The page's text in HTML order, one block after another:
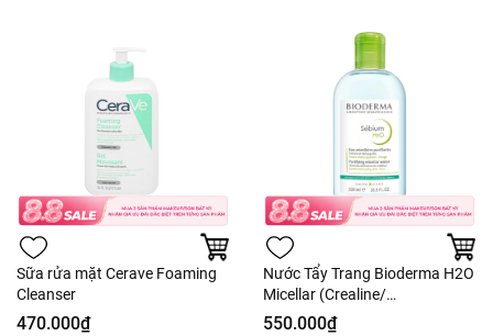
Sữa rửa mặt Cerave Foaming
Cleanser
470.000₫
Nước Tẩy Trang Bioderma H2O
Micellar (Crealine/
Sensibio/Sébium)
550.000₫